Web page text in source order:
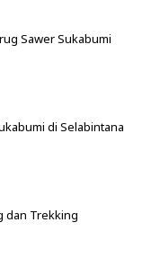
Sawer Sukabumi
di Selabintana
dan Trekking